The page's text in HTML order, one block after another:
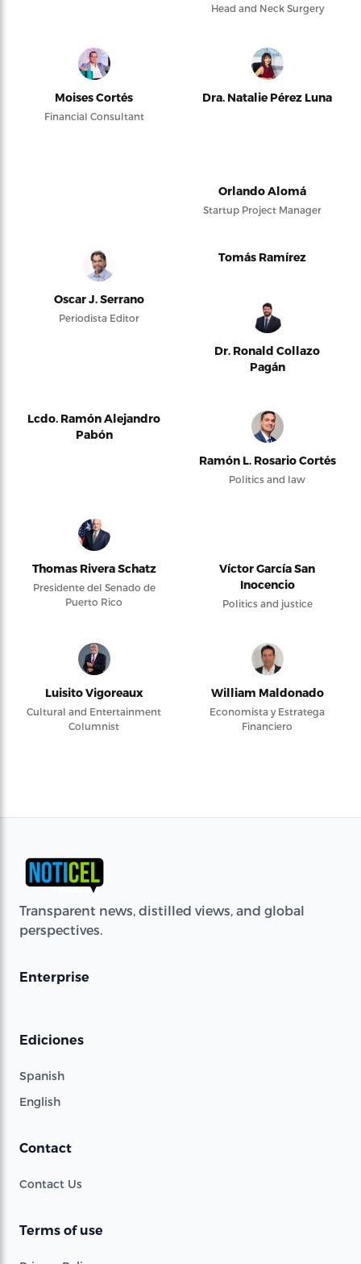
Head and Neck Surgery
Moises Cortés
Financial Consultant
Dra. Natalie Pérez Luna
Orlando Alomá
Startup Project Manager
Oscar J. Serrano
Periodista Editor
Tomás Ramírez
Dr. Ronald Collazo
Pagán
Lcdo. Ramón Alejandro
Pabón
Ramón L. Rosario Cortés
Politics and law
Thomas Rivera Schatz
Presidente del Senado de
Puerto Rico
Víctor García San
Inocencio
Politics and justice
Luisito Vigoreaux
Cultural and Entertainment
Columnist
William Maldonado
Economista y Estratega
Financiero
Transparent news, distilled views, and global
perspectives.
Enterprise
Ediciones
Spanish
English
Contact
Contact Us
Terms of use